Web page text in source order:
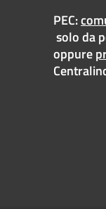
PEC:
solo da
oppure